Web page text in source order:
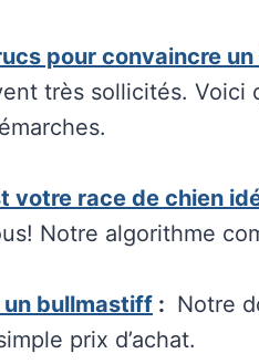
pour convaincre
très sollicités. Voici
votre race de chien
Notre algorithme
un bullmastiff : Notre
prix d’achat.